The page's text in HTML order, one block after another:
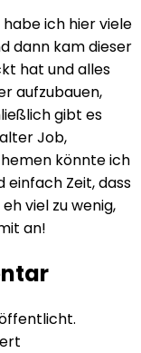
ich hier viele
dann kam dieser
hat und alles
aufzubauen,
gibt es
Job,
könnte ich
einfach Zeit, dass
viel zu wenig,
an!